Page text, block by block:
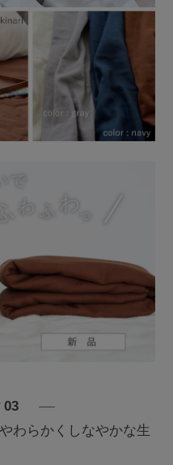
03
わらかくしなやかな生